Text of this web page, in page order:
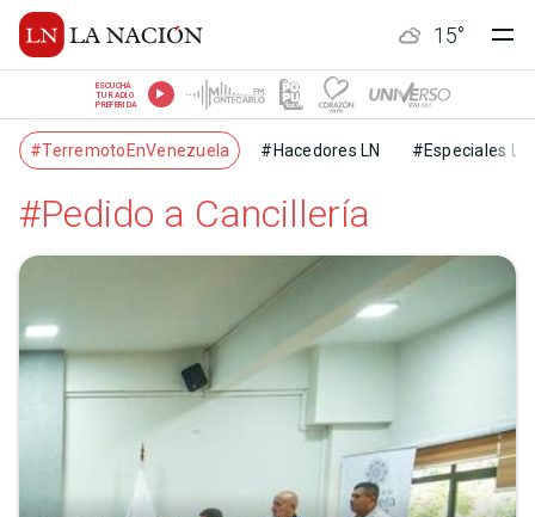
15°
ESCUCHÁ
TU RADIO
PREFERIDA
#TerremotoEnVenezuela #Hacedores LN #Especiales LN
#Pedido a Cancillería